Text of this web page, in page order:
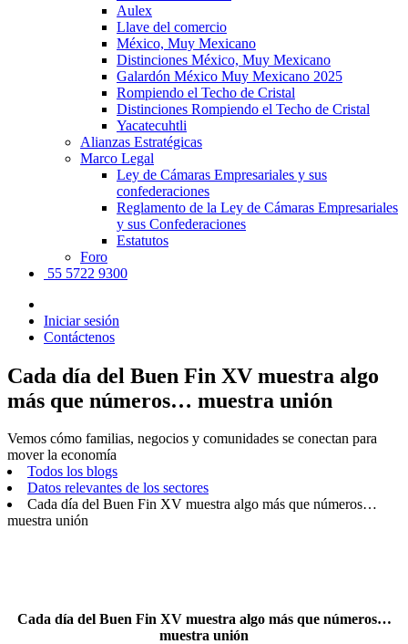
Aulex
Llave del comercio
México, Muy Mexicano
Distinciones México, Muy Mexicano
Galardón México Muy Mexicano 2025
Rompiendo el Techo de Cristal
Distinciones Rompiendo el Techo de Cristal
Yacatecuhtli
Alianzas Estratégicas
Marco Legal
Ley de Cámaras Empresariales y sus
confederaciones
Reglamento de la Ley de Cámaras Empresariales
y sus Confederaciones
Estatutos
Foro
55 5722 9300
Iniciar sesión
Contáctenos
Cada día del Buen Fin XV muestra algo
más que números… muestra unión
Vemos cómo familias, negocios y comunidades se conectan para
mover la economía
Todos los blogs
Datos relevantes de los sectores
Cada día del Buen Fin XV muestra algo más que números…
muestra unión
Cada día del Buen Fin XV muestra algo más que números…
muestra unión